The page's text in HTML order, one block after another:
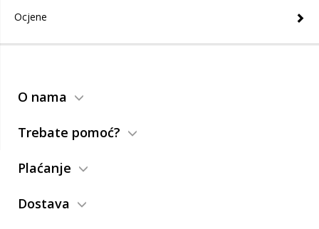
Ocjene
O nama
Trebate pomoć?
Plaćanje
Dostava